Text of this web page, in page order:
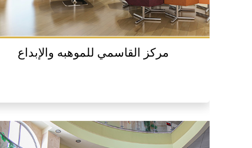
مركز القاسمي للموهبه والإبداع